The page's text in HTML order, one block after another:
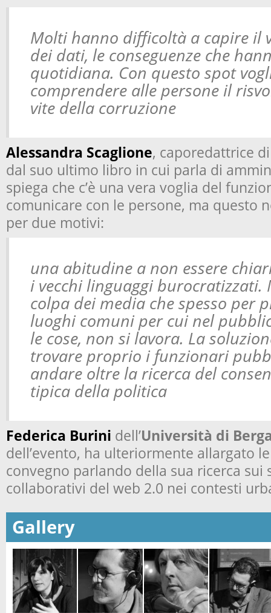
Molti hanno difficoltà a capire il
dei dati, le conseguenze che
quotidiana. Con questo spot
comprendere alle persone il
vite della corruzione
Alessandra Scaglione, caporedattrice
dal suo ultimo libro in cui parla di
spiega che c’è una vera voglia del
comunicare con le persone, ma questo
per due motivi:
una abitudine a non essere
i vecchi linguaggi burocratizzati.
colpa dei media che spesso per
luoghi comuni per cui nel
le cose, non si lavora. La
trovare proprio i funzionari
andare oltre la ricerca del
tipica della politica
Federica Burini dell’Università di
dell’evento, ha ulteriormente allargato
convegno parlando della sua ricerca sui
collaborativi del web 2.0 nei contesti
Gallery